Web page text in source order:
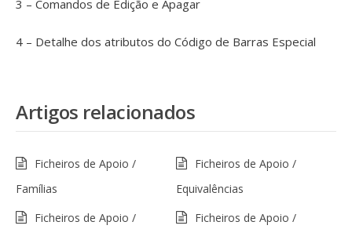
3 – Comandos de Edição e Apagar
4 – Detalhe dos atributos do Código de Barras Especial
Artigos relacionados
Ficheiros de Apoio /
Famílias
Ficheiros de Apoio /
Equivalências
Ficheiros de Apoio /
Ficheiros de Apoio /